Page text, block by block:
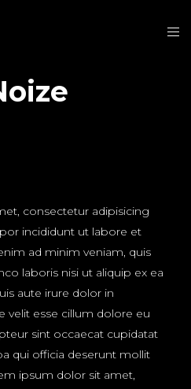
consectetur adipisicing
incididunt ut labore et
ad minim veniam, quis
laboris nisi ut aliquip ex ea
aute irure dolor in
velit esse cillum dolore eu
sint occaecat cupidatat
qui officia deserunt mollit
ipsum dolor sit amet,